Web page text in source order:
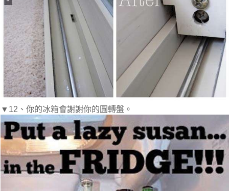
▼12、你的冰箱會謝謝你的圓轉盤。